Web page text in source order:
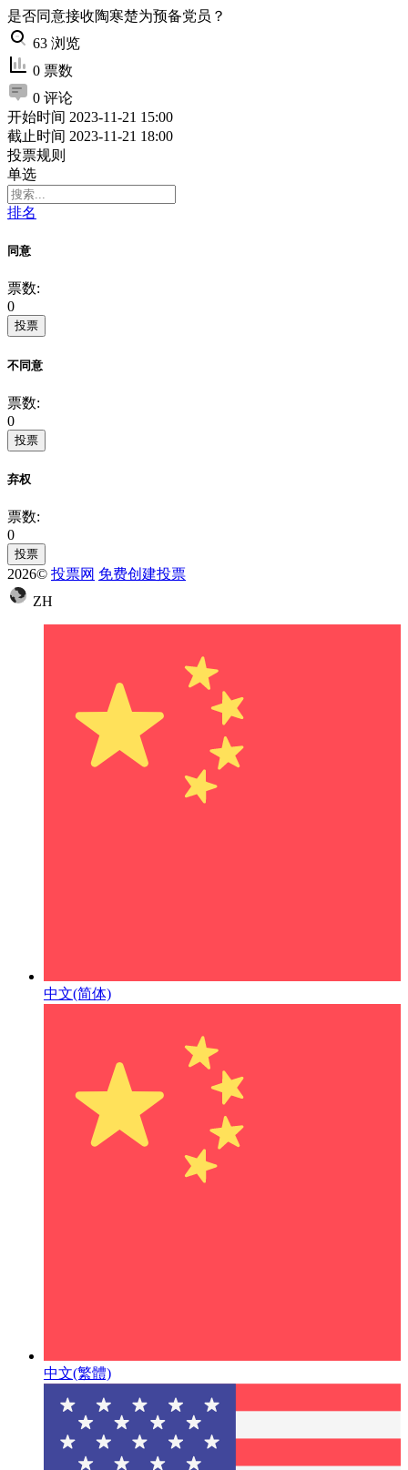
是否同意接收陶寒楚为预备党员？
63 浏览
0 票数
0 评论
开始时间 2023-11-21 15:00
截止时间 2023-11-21 18:00
投票规则
单选
排名
同意
票数:
0
投票
不同意
票数:
0
投票
弃权
票数:
0
投票
2026© 投票网 免费创建投票
ZH
中文(简体)
中文(繁體)